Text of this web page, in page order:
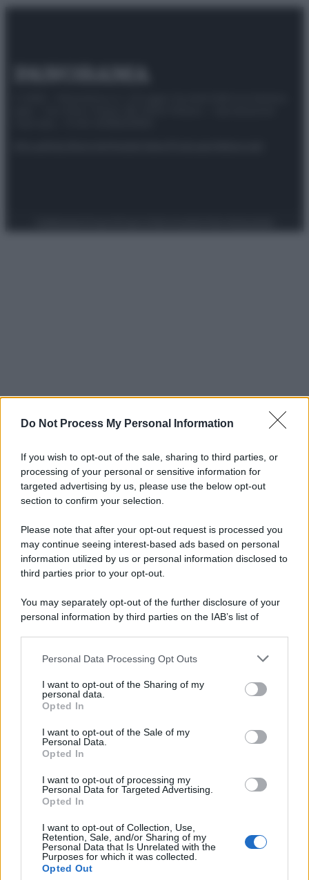
Do Not Process My Personal Information
If you wish to opt-out of the sale, sharing to third parties, or
processing of your personal or sensitive information for
targeted advertising by us, please use the below opt-out
section to confirm your selection.
Please note that after your opt-out request is processed you
may continue seeing interest-based ads based on personal
information utilized by us or personal information disclosed to
third parties prior to your opt-out.
You may separately opt-out of the further disclosure of your
personal information by third parties on the IAB’s list of
This information may also be disclosed by us to third parties
disclose it to other third parties.
Please note that this website/app uses one or more Google
services and may gather and store information including but
not limited to your visit or usage behaviour. You may click to
grant or deny consent to Google and its third-party tags to
consent section.
Personal Data Processing Opt Outs
I want to opt-out of the Sharing of my
personal data.
Opted In
I want to opt-out of the Sale of my
Personal Data.
Opted In
I want to opt-out of processing my
Personal Data for Targeted Advertising.
Opted In
I want to opt-out of Collection, Use,
Retention, Sale, and/or Sharing of my
Personal Data that Is Unrelated with the
Purposes for which it was collected.
Opted Out